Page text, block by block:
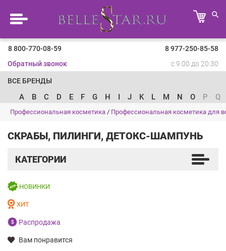
8 800-770-08-59
8 977-250-85-58
Обратный звонок
с 9:00 до 20:30
ВСЕ БРЕНДЫ
A B C D E F G H I J K L M N O P Q
Профессиональная косметика / Профессиональная косметика для
СКРАБЫ, ПИЛИНГИ, ДЕТОКС-ШАМПУНЬ
КАТЕГОРИИ
НОВИНКИ
ХИТ
Распродажа
Вам понравится